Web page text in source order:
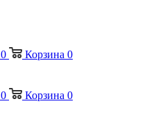
0 Корзина 0
0 Корзина 0